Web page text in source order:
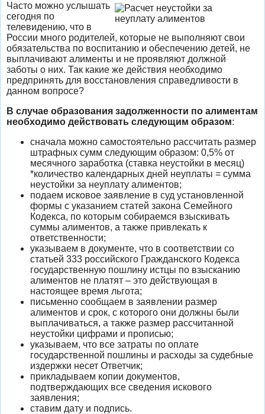
Часто можно услышать
сегодня по
телевидению, что в
России много родителей, которые не выполняют свои
обязательства по воспитанию и обеспечению детей, не
выплачивают алименты и не проявляют должной
заботы о них. Так какие же действия необходимо
предпринять для восстановления справедливости в
данном вопросе?
В случае образования задолженности по алиментам
необходимо действовать следующим образом:
сначала можно самостоятельно рассчитать размер
штрафных сумм следующим образом: 0,5% от
месячного заработка (ставка неустойки в месяц)
*количество календарных дней неуплаты = сумма
неустойки за неуплату алиментов;
подаем исковое заявление в суд установленной
формы с указанием статей закона Семейного
Кодекса, по которым собираемся взыскивать
суммы алиментов, а также привлекать к
ответственности;
указываем в документе, что в соответствии со
статьей 333 российского Гражданского Кодекса
государственную пошлину истцы по взысканию
алиментов не платят – это действующая в
настоящее время льгота;
письменно сообщаем в заявлении размер
алиментов и срок, с которого они должны были
выплачиваться, а также размер рассчитанной
неустойки цифрами и прописью;
указываем, что все затраты по оплате
государственной пошлины и расходы за судебные
издержки несет Ответчик;
прикладываем копии документов,
подтверждающих все сведения искового
заявления;
ставим дату и подпись.